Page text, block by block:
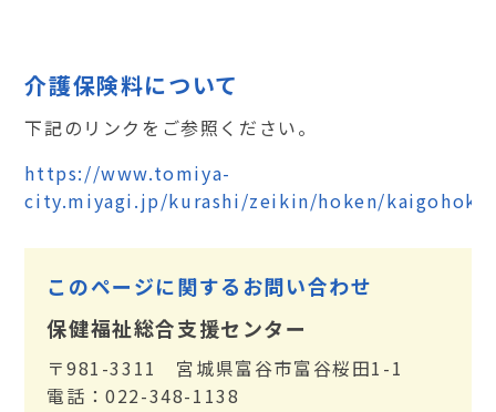
介護保険料について
下記のリンクをご参照ください。
https://www.tomiya-
city.miyagi.jp/kurashi/zeikin/hoken/
このページに関するお問い合わせ
保健福祉総合支援センター
〒981-3311 宮城県富谷市富谷桜田1-1
電話：022-348-1138